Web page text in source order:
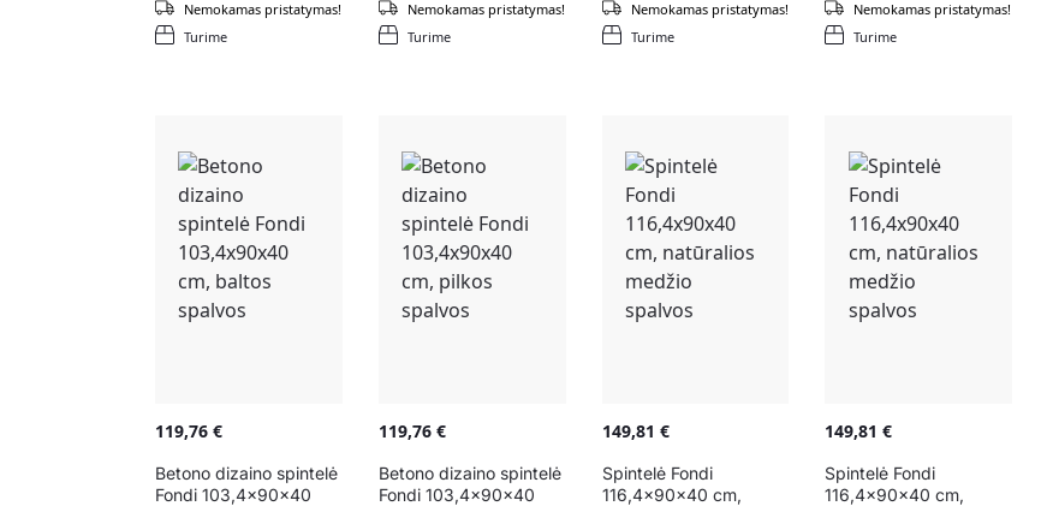
Turime
Nemokamas pristatymas!
Turime
Nemokamas pristatymas!
Turime
Nemokamas pristatymas!
Turime
Nemokamas pristatymas!
119,76 €
Betono dizaino spintelė
Fondi 103,4x90x40
119,76 €
Betono dizaino spintelė
Fondi 103,4x90x40
149,81 €
Spintelė Fondi
116,4x90x40 cm,
149,81€
Spintelė Fondi
116,4x90x40 cm,